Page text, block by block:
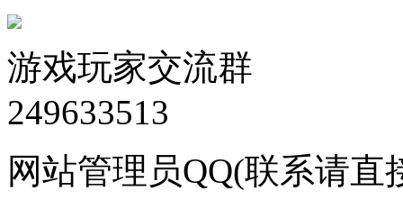
游戏玩家交流群
249633513
网站管理员QQ(联系请直